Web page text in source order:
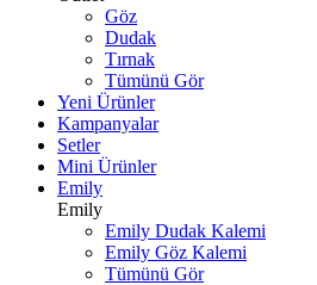
Göz
Dudak
Tırnak
Tümünü Gör
Yeni Ürünler
Kampanyalar
Setler
Mini Ürünler
Emily
Emily
Emily Dudak Kalemi
Emily Göz Kalemi
Tümünü Gör